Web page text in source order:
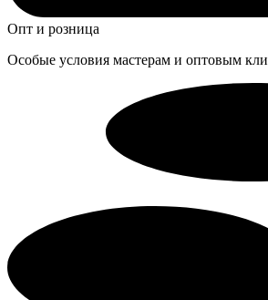
Опт и розница
Особые условия мастерам и оптовым